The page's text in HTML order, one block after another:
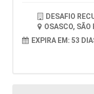
INTERIOR E
E ESPIRITO
Osasco, SP, Brasil
Formação
Comportamentais:
DESAFIO
OSASCO, SÃO
EXPIRA EM: 53